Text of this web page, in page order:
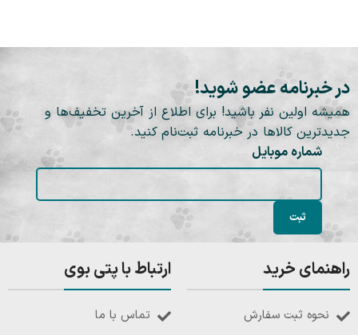
در خبرنامه عضو شوید!
همیشه اولین نفر باشید! برای اطلاع از آخرین تخفیف‌ها و
جدیدترین کالاها در خبرنامه ثبت‌نام کنید.
شماره موبایل
راهنمای خرید
نحوه ثبت سفارش
ارتباط با پتی بوی
تماس با ما